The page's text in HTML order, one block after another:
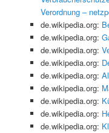
Verordnung –
de.wikipedia.org:
de.wikipedia.org:
de.wikipedia.org:
de.wikipedia.org:
de.wikipedia.org:
de.wikipedia.org:
de.wikipedia.org:
de.wikipedia.org:
de.wikipedia.org: